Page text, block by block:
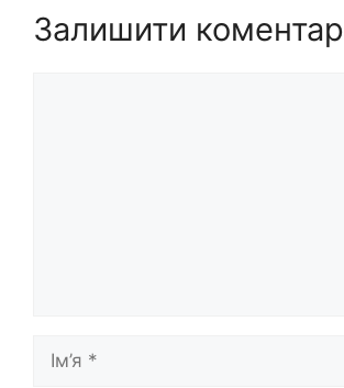
Залишити коментар